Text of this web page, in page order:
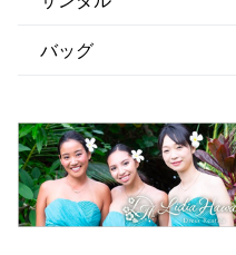
バッグ